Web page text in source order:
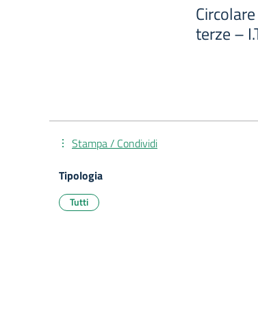
terze –
Stampa / Condividi
Tipologia
Tutti